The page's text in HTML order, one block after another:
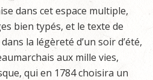
dans cet espace multiple,
bien typés, et le texte de
la légèreté d’un soir d’été,
aux mille vies,
qui en 1784 choisira un